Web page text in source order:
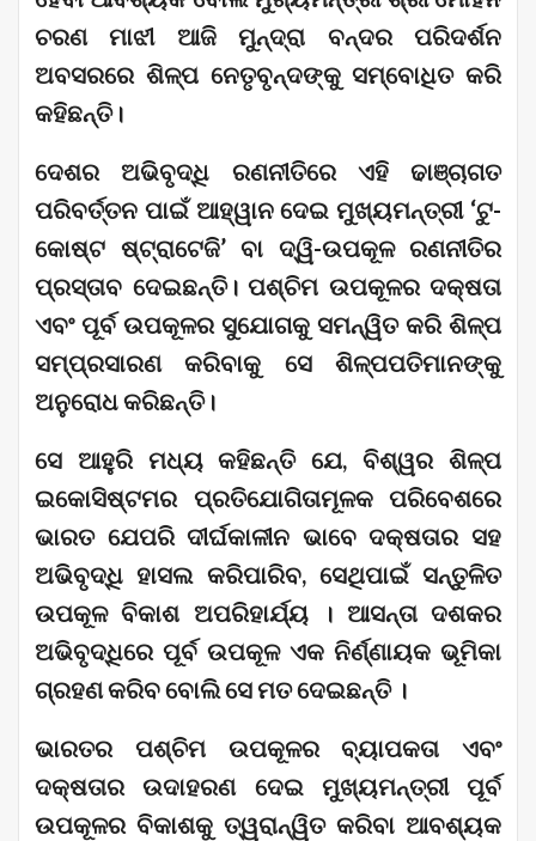
ଚରଣ ମାଝୀ ଆଜି ମୁନ୍ଦ୍ରା ବନ୍ଦର ପରିଦର୍ଶନ
ଅବସରରେ ଶିଳ୍ପ ନେତୃବୃନ୍ଦଙ୍କୁ ସମ୍ବୋଧିତ କରି
କହିଛନ୍ତି।
ଦେଶର ଅଭିବୃଦ୍ଧି ରଣନୀତିରେ ଏହି ଢାଞ୍ଚାଗତ
ପରିବର୍ତ୍ତନ ପାଇଁ ଆହ୍ୱାନ ଦେଇ ମୁଖ୍ୟମନ୍ତ୍ରୀ ‘ଟୁ-
କୋଷ୍ଟ ଷ୍ଟ୍ରାଟେଜି’ ବା ଦ୍ୱି-ଉପକୂଳ ରଣନୀତିର
ପ୍ରସ୍ତାବ ଦେଇଛନ୍ତି। ପଶ୍ଚିମ ଉପକୂଳର ଦକ୍ଷତା
ଏବଂ ପୂର୍ବ ଉପକୂଳର ସୁଯୋଗକୁ ସମନ୍ୱିତ କରି ଶିଳ୍ପ
ସମ୍ପ୍ରସାରଣ କରିବାକୁ ସେ ଶିଳ୍ପପତିମାନଙ୍କୁ
ଅନୁରୋଧ କରିଛନ୍ତି।
ସେ ଆହୁରି ମଧ୍ୟ କହିଛନ୍ତି ଯେ, ବିଶ୍ୱର ଶିଳ୍ପ
ଇକୋସିଷ୍ଟମର ପ୍ରତିଯୋଗିତାମୂଳକ ପରିବେଶରେ
ଭାରତ ଯେପରି ଦୀର୍ଘକାଳୀନ ଭାବେ ଦକ୍ଷତାର ସହ
ଅଭିବୃଦ୍ଧି ହାସଲ କରିପାରିବ, ସେଥିପାଇଁ ସନ୍ତୁଳିତ
ଉପକୂଳ ବିକାଶ ଅପରିହାର୍ଯ୍ୟ । ଆସନ୍ତା ଦଶକର
ଅଭିବୃଦ୍ଧିରେ ପୂର୍ବ ଉପକୂଳ ଏକ ନିର୍ଣ୍ଣାୟକ ଭୂମିକା
ଗ୍ରହଣ କରିବ ବୋଲି ସେ ମତ ଦେଇଛନ୍ତି ।
ଭାରତର ପଶ୍ଚିମ ଉପକୂଳର ବ୍ୟାପକତା ଏବଂ
ଦକ୍ଷତାର ଉଦାହରଣ ଦେଇ ମୁଖ୍ୟମନ୍ତ୍ରୀ ପୂର୍ବ
ଉପକୂଳର ବିକାଶକୁ ତ୍ୱରାନ୍ୱିତ କରିବା ଆବଶ୍ୟକ